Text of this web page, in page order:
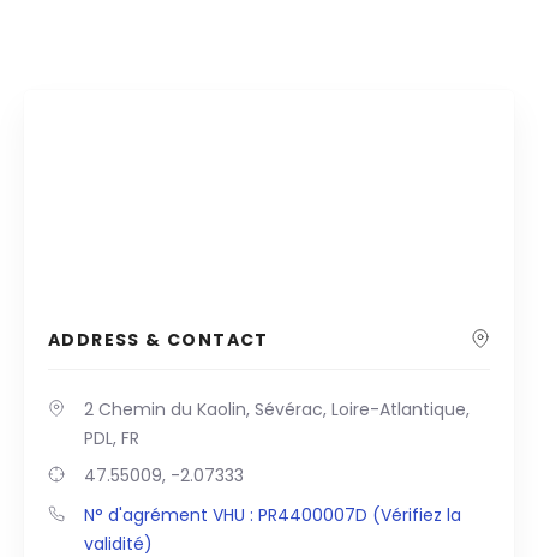
ADDRESS & CONTACT
2 Chemin du Kaolin, Sévérac, Loire-Atlantique,
PDL, FR
47.55009, -2.07333
N° d'agrément VHU : PR4400007D (Vérifiez la
validité)